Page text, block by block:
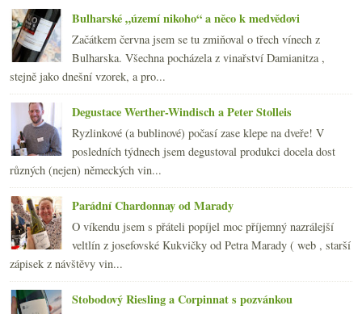
►července
►června
►května(21)
dubna(21)
►března(24)
►února(20)
►ledna (20)
►2009(249)
►2008(270)
►2007(108)
Bulharské „území nikoho“ a něco k medvědovi
Začátkem června jsem se tu zmiňoval o třech vínech z
Bulharska. Všechna pocházela z vinařství Damianitza ,
stejně jako dnešní vzorek, a pro...
Degustace Werther-Windisch a Peter Stolleis
Ryzlinkové (a bublinové) počasí zase klepe na dveře! V
posledních týdnech jsem degustoval produkci docela dost
různých (nejen) německých vin...
Parádní Chardonnay od Marady
O víkendu jsem s přáteli popíjel moc příjemný nazrálejší
veltlín z josefovské Kukvičky od Petra Marady ( web , starší
zápisek z návštěvy vin...
Stobodový Riesling a Corpinnat s pozvánkou